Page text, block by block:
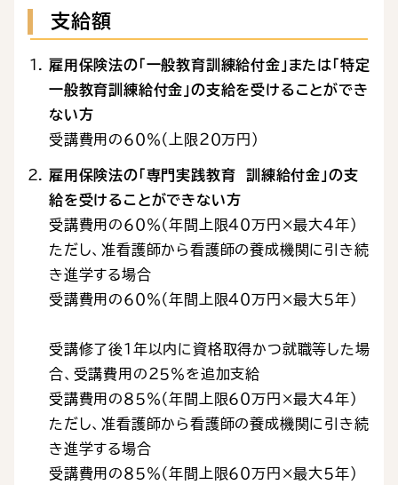
支給額
雇用保険法の「一般教育訓練給付金」または「特定
一般教育訓練給付金」の支給を受けることができ
ない方
受講費用の６０％（上限２０万円）
雇用保険法の「専門実践教育 訓練給付金」の支
給を受けることができない方
受講費用の６０％（年間上限４０万円×最大４年）
ただし、准看護師から看護師の養成機関に引き続
き進学する場合
受講費用の６０％（年間上限４０万円×最大５年）
受講修了後１年以内に資格取得かつ就職等した場
合、受講費用の２５％を追加支給
受講費用の８５％（年間上限６０万円×最大４年）
ただし、准看護師から看護師の養成機関に引き続
き進学する場合
受講費用の８５％（年間上限６０万円×最大５年）